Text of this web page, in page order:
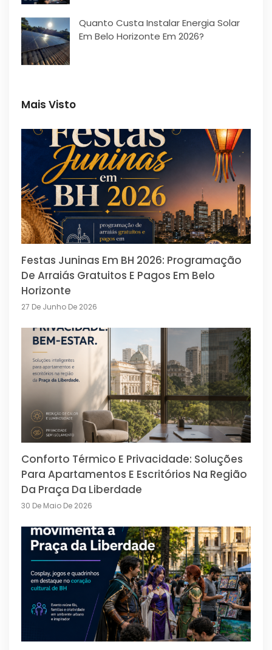
Quanto Custa Instalar Energia Solar
Em Belo Horizonte Em 2026?
Mais Visto
Festas Juninas Em BH 2026: Programação
De Arraiás Gratuitos E Pagos Em Belo
Horizonte
27 De Junho De 2026
Conforto Térmico E Privacidade: Soluções
Para Apartamentos E Escritórios Na Região
Da Praça Da Liberdade
30 De Maio De 2026